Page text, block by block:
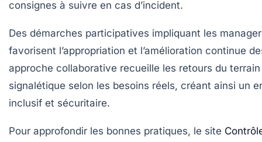
consignes à suivre en cas d’incident.
Des démarches participatives impliquant les
favorisent l’appropriation et l’amélioration continue
approche collaborative recueille les retours du
signalétique selon les besoins réels, créant ainsi un
inclusif et sécuritaire.
Pour approfondir les bonnes pratiques, le site